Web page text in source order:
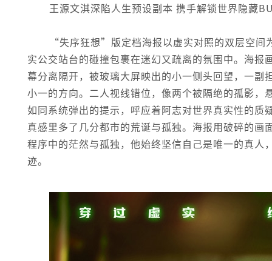
王源文淇深陷人生预设副本 携手解锁世界隐藏
“失序狂想”版定档海报以虚实对照的双层空间
实公交站台的碰撞包裹在迷幻又疏离的氛围中。海
幕分离隔开，被玻璃大屏映出的小一侧头回望，一
小一的方向。二人视线错位，像两个被隔绝的孤影
如同系统弹出的提示，呼应着阿志对世界真实性的
真感里多了几分都市的荒诞与孤独。海报用破碎的
程序中的茫然与孤独，他始终坚信自己是唯一的真
迹。